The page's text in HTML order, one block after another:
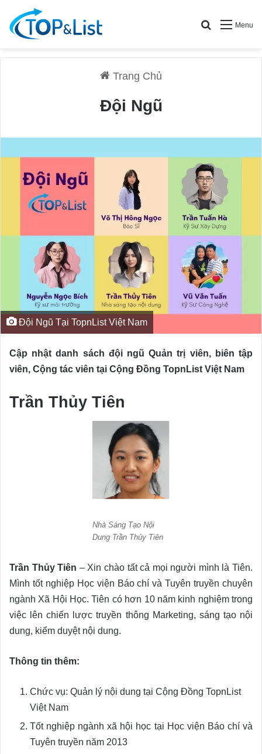
Menu
Search for
Trang Chủ
Đội Ngũ
Đội Ngũ Tại TopnList Việt Nam
Cập nhật danh sách đội ngũ Quản trị viên, biên tập
viên, Cộng tác viên tại Cộng Đồng TopnList Việt Nam
Trần Thủy Tiên
Nhà Sáng Tạo Nội
Dung Trần Thủy Tiên
Trần Thủy Tiên – Xin chào tất cả mọi người mình là Tiên.
Mình tốt nghiệp Học viện Báo chí và Tuyên truyền chuyên
ngành Xã Hội Học. Tiên có hơn 10 năm kinh nghiệm trong
việc lên chiến lược truyền thông Marketing, sáng tạo nội
dung, kiểm duyệt nội dung.
Thông tin thêm:
Chức vụ: Quản lý nội dung tại Cộng Đồng TopnList
Việt Nam
Tốt nghiệp ngành xã hội học tại Học viện Báo chí và
Tuyên truyền năm 2013